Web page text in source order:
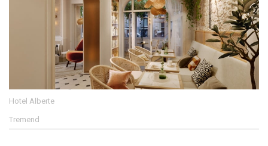
Hotel Alberte
Tremend